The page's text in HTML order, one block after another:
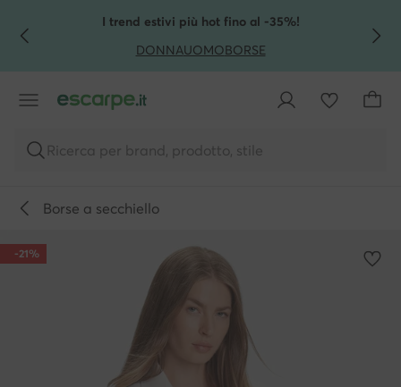
VAI AL CONTENUTO PRINCIPALE
VAI ALLA RICERCAI trend estivi più hot fino al -35%!
DONNAUOMOBORSE
Ricerca per brand, prodotto, stile
Borse a secchiello
-21%